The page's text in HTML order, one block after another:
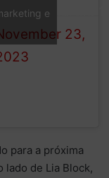
23,
e
para a próxima
lado de Lia Block,